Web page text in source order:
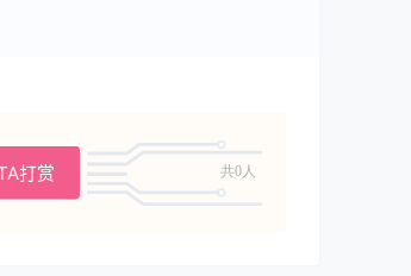
打赏 共0人